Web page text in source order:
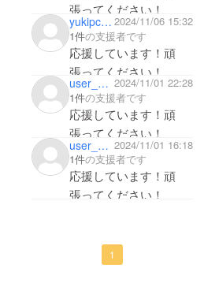
張ってください！
yukipc0210 2024/11/06 15:32
1件の支援者です
応援しています！頑
張ってください！
user_e50a7c46d724 2024/11/01 22:28
1件の支援者です
応援しています！頑
張ってください！
user_995c69c23a74 2024/11/01 16:18
1件の支援者です
応援しています！頑
張ってください！
1